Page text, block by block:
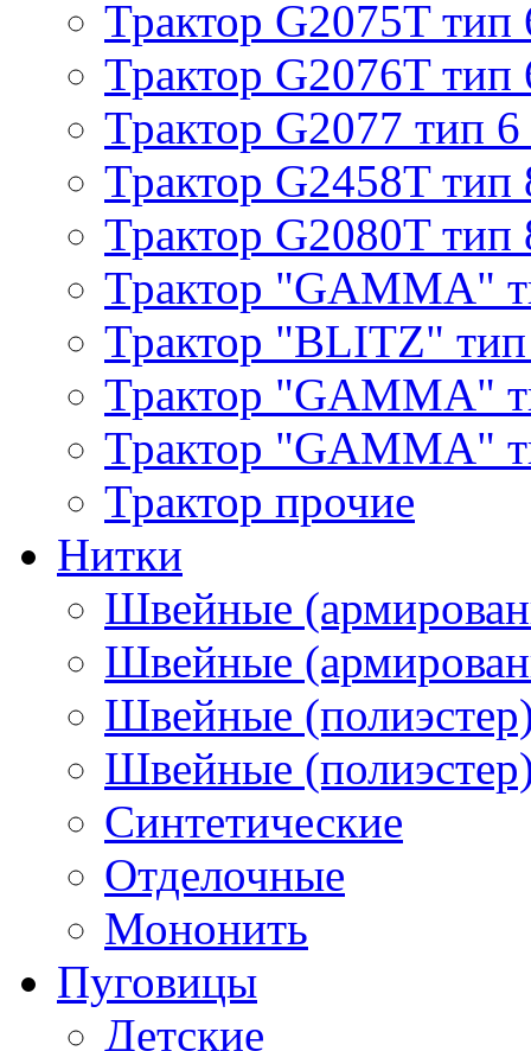
Трактор G2075T тип
Трактор G2076T тип
Трактор G2077 тип 6
Трактор G2458T тип
Трактор G2080T тип
Трактор "GAMMA"
Трактор "BLITZ"
Трактор "GAMMA"
Трактор "GAMMA"
Трактор прочие
Нитки
Швейные
Швейные
Швейные
Швейные
Синтетические
Отделочные
Мононить
Пуговицы
Детские